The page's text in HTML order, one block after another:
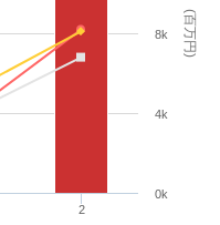
(百万円)
2
0k
4k
8k